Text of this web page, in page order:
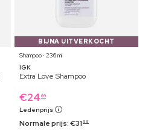
BIJNA UITVERKOCHT
Shampoo ⋅ 236 ml
IGK
Extra Love Shampoo
€24 69
Ledenprijs
Normale prijs:€31 99